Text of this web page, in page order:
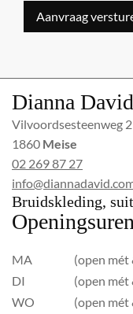
Aanvraag
Dianna David
Vilvoordsesteenweg
1860 Meise
02 269 87 27
Bruidskleding,
Openingsuren
MA
(open mét
DI
(open mét
WO
(open mét